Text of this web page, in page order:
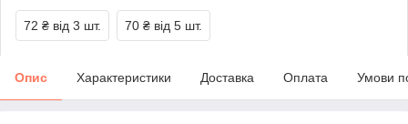
72 ₴ від 3 шт. 70 ₴ від 5 шт.
Опис Характеристики Доставка Оплата Умови